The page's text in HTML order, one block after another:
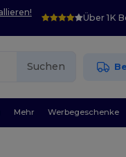
Über 1K
Suchen
Mehr Werbegeschenke